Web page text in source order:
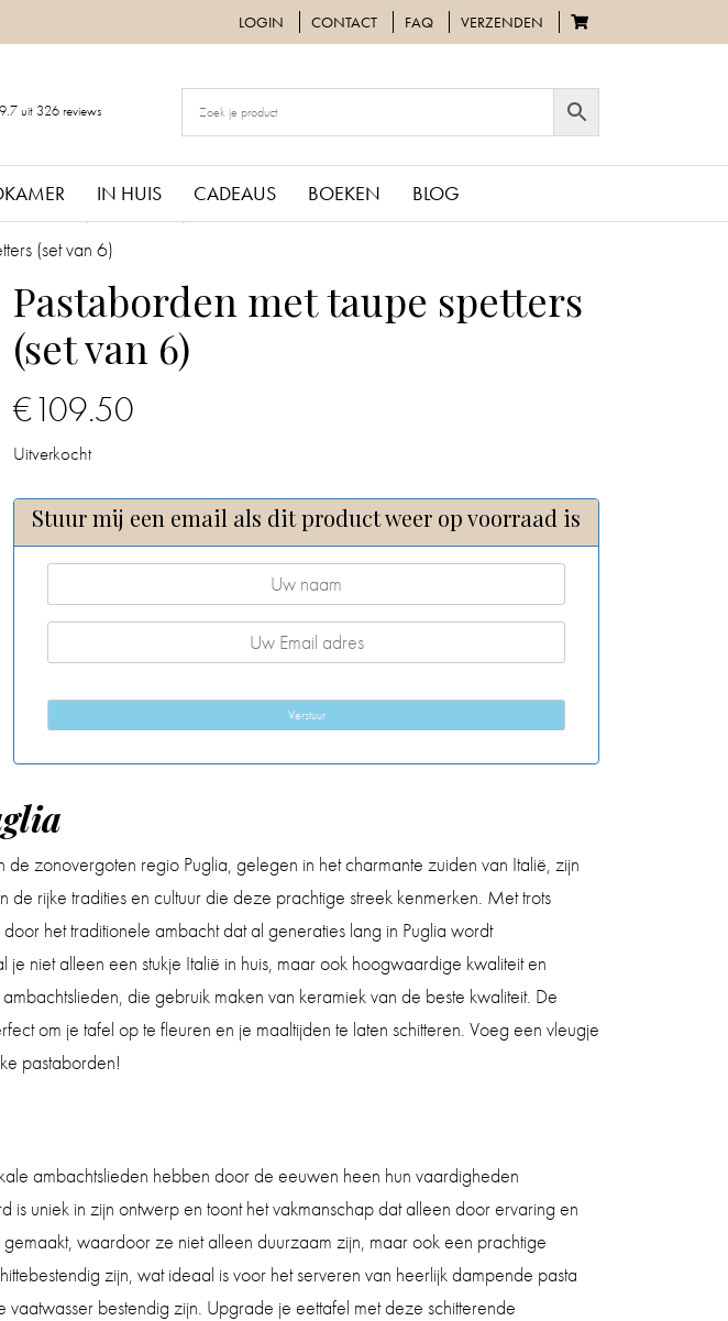
LOGIN CONTACT FAQ VERZENDEN
9.7 uit 326 reviews
IN HUIS CADEAUS BOEKEN BLOG
(set van 6)
Pastaborden met taupe spetters
(set van 6)
€109.50
Uitverkocht
Stuur mij een email als dit product weer op voorraad is
Verstuur
zonovergoten regio Puglia, gelegen in het charmante zuiden van Italië, zijn
rijke tradities en cultuur die deze prachtige streek kenmerken. Met trots
het traditionele ambacht dat al generaties lang in Puglia wordt
niet alleen een stukje Italië in huis, maar ook hoogwaardige kwaliteit en
die gebruik maken van keramiek van de beste kwaliteit. De
om je tafel op te fleuren en je maaltijden te laten schitteren. Voeg een vleugje
pastaborden!
ambachtslieden hebben door de eeuwen heen hun vaardigheden
uniek in zijn ontwerp en toont het vakmanschap dat alleen door ervaring en
waardoor ze niet alleen duurzaam zijn, maar ook een prachtige
zijn, wat ideaal is voor het serveren van heerlijk dampende pasta
bestendig zijn. Upgrade je eettafel met deze schitterende